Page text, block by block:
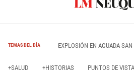
TEMAS DEL DÍA EXPLOSIÓN EN AGUADA SAN
+SALUD +HISTORIAS PUNTOS DE VISTA